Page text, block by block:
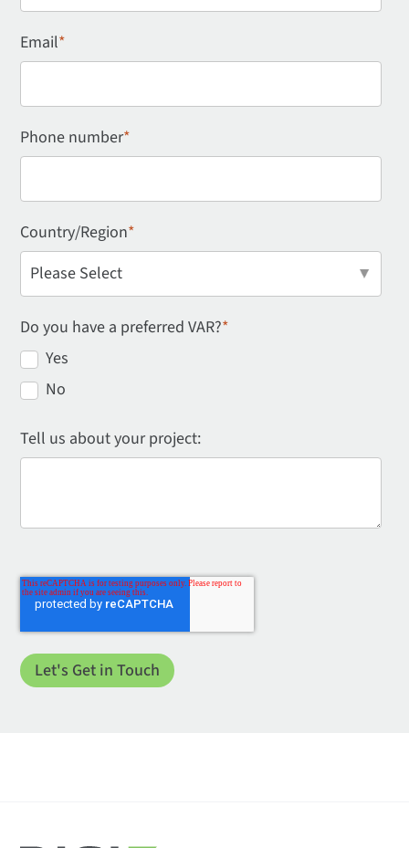
Email*
Phone number*
Country/Region*
Do you have a preferred VAR?*
Yes
No
Tell us about your project: